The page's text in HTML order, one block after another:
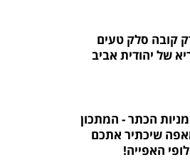
קובה סלק טעים
של יהודית אביב
הכתר - המתכון
שיכתיר אתכם
האפייה!